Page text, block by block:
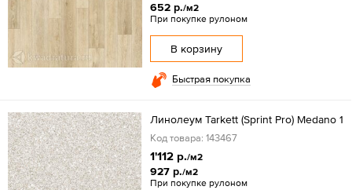
652 р./м2
При покупке рулоном
В корзину
Быстрая покупка
Линолеум Tarkett (Sprint Pro) Medano 1
Код товара: 143467
1'112 р./м2
927 р./м2
При покупке рулоном